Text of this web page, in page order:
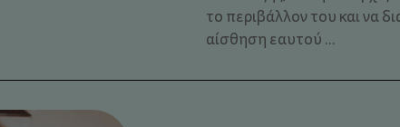
το περιβάλλον του και να
αίσθηση εαυτού ...